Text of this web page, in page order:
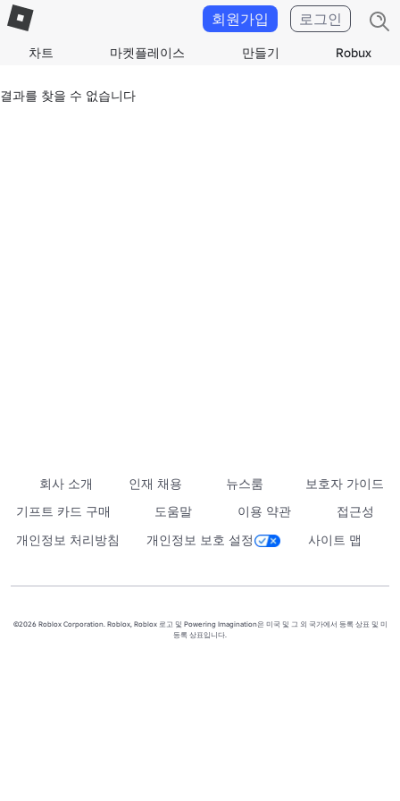
차트 마켓플레이스 만들기 Robux
회원가입 로그인
결과를 찾을 수 없습니다
회사 소개 인재 채용 뉴스룸
보호자 가이드
기프트 카드 구매
도움말 이용 약관
접근성
개인정보 처리방침
개인정보 보호 설정 사이트 맵
©2026 Roblox Corporation. Roblox, Roblox 로고 및 Powering Imagination은 미국 및 그 외 국가에서 등록 상표 및 미
등록 상표입니다.